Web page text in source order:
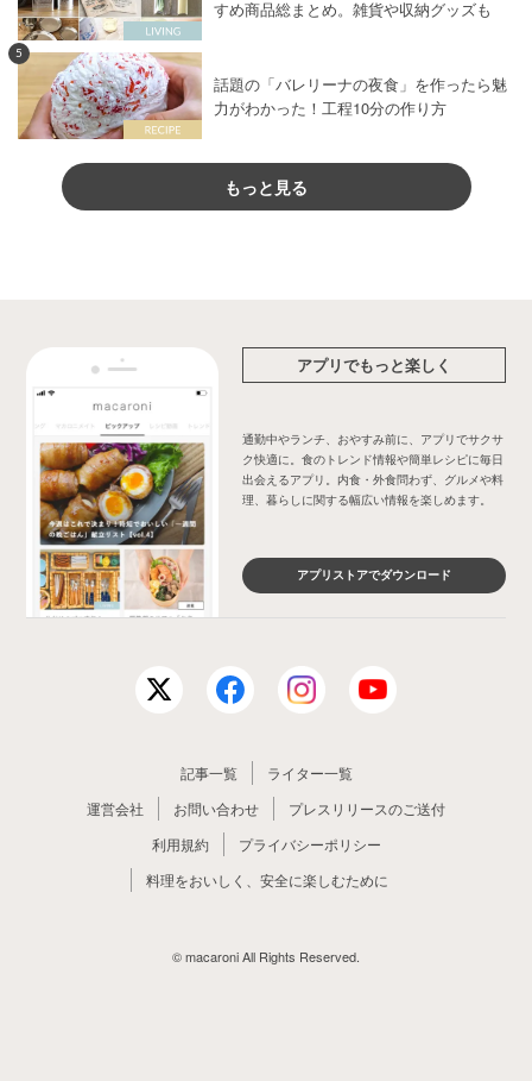
すめ商品総まとめ。雑貨や収納グッズも
5
話題の「バレリーナの夜食」を作ったら魅
力がわかった！工程10分の作り方
もっと見る
アプリでもっと楽しく
通勤中やランチ、おやすみ前に、アプリでサクサ
ク快適に。食のトレンド情報や簡単レシピに毎日
出会えるアプリ。内食・外食問わず、グルメや料
理、暮らしに関する幅広い情報を楽しめます。
アプリストアでダウンロード
記事一覧
ライター一覧
運営会社
お問い合わせ
プレスリリースのご送付
利用規約
プライバシーポリシー
料理をおいしく、安全に楽しむために
© macaroni All Rights Reserved.